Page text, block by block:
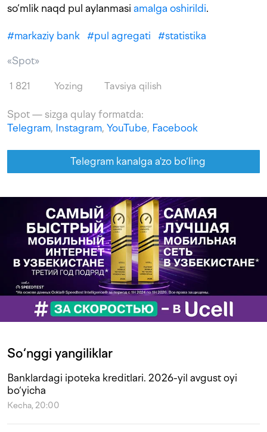
so‘mlik naqd pul aylanmasi amalga oshirildi.
#markaziy bank #pul agregati #statistika
«Spot»
1 821 Yozing Tavsiya qilish
Spot — sizga qulay formatda:
Telegram, Instagram, YouTube, Facebook
Telegram kanalga a'zo bo‘ling
So‘nggi yangiliklar
Banklardagi ipoteka kreditlari. 2026-yil avgust oyi
bo‘yicha
Kecha, 20:00